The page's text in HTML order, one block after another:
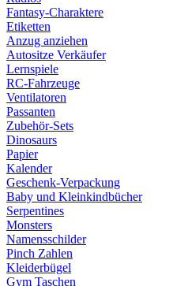
Fantasy-Charaktere
Etiketten
Anzug anziehen
Autositze Verkäufer
Lernspiele
RC-Fahrzeuge
Ventilatoren
Passanten
Zubehör-Sets
Dinosaurs
Papier
Kalender
Geschenk-Verpackung
Baby und Kleinkindbücher
Serpentines
Monsters
Namensschilder
Pinch Zahlen
Kleiderbügel
Gym Taschen